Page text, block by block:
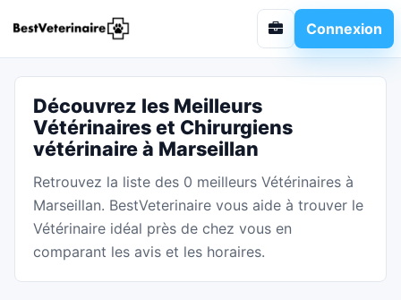
Connexion
Découvrez les Meilleurs
Vétérinaires et Chirurgiens
vétérinaire à Marseillan
Retrouvez la liste des 0 meilleurs Vétérinaires à
Marseillan. BestVeterinaire vous aide à trouver le
Vétérinaire idéal près de chez vous en
comparant les avis et les horaires.